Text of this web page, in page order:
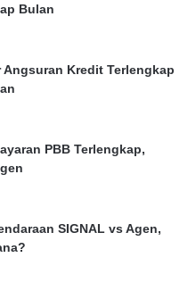
Bulan
Kredit Terlengkap
PBB Terlengkap,
SIGNAL vs Agen,